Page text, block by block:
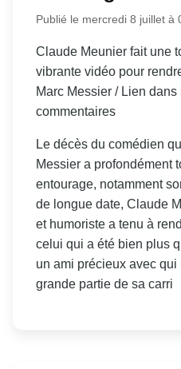
Publié le mercredi 8 juillet à
Claude Meunier fait une
vibrante vidéo pour
Marc Messier / Lien dans
commentaires
Le décès du comédien
Messier a profondément
entourage, notamment
de longue date, Claude
et humoriste a tenu à
celui qui a été bien plus
un ami précieux avec
grande partie de sa carri